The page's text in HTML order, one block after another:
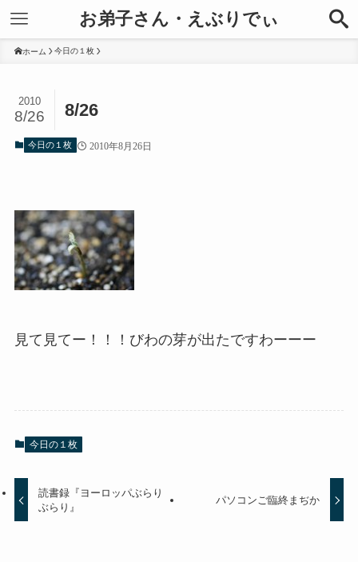
お弟子さん・えぶりでぃ
ホーム 今日の１枚
8/26
2010
8/26
今日の１枚 2010年8月26日
見て見てー！！！びわの芽が出たですわーーー
今日の１枚
読書録『ヨーロッパぶらり
ぶらり』
パソコンご臨終まぢか